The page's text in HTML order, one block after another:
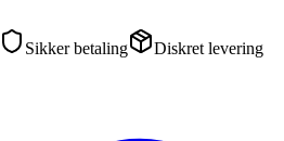
Sikker betaling Diskret levering